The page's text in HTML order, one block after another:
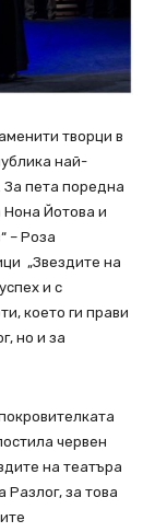
творци в
най-
За пета поредна
Йотова и
– Роза
„Звездите на
и с
което ги прави
но и за
червен
на театъра
за това